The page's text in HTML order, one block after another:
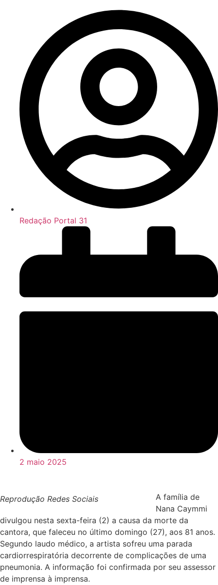
Redação Portal 31
2 maio 2025
Reprodução Redes Sociais
A família de
Nana Caymmi
divulgou nesta sexta-feira (2) a causa da morte da
cantora, que faleceu no último domingo (27), aos 81 anos.
Segundo laudo médico, a artista sofreu uma parada
cardiorrespiratória decorrente de complicações de uma
pneumonia. A informação foi confirmada por seu assessor
de imprensa à imprensa.